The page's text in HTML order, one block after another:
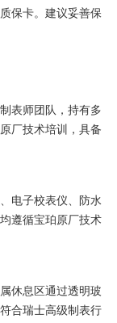
香港特别行政区金钟区中西区金钟道宝珀售后服务中心（需提前预约）
河南省鹤壁市淇滨区九州路宝珀售后服务中心（需提前预约）
河南省济源市沁园街道济水大道宝珀售后服务中心（需提前预约）
河南省洛阳市西工区中州中路与解放路交叉口宝珀售后服务中心（需提前预约）
河南省漯河市源汇区交通路宝珀售后服务中心（需提前预约）
河南省濮阳市大华龙区开州路绿城路交叉口宝珀售后服务中心（需提前预约）
保卡。建议妥善保
表师团队，持有多
厂技术培训，具备
电子校表仪、防水
遵循宝珀原厂技术
休息区通过透明玻
合瑞士高级制表行